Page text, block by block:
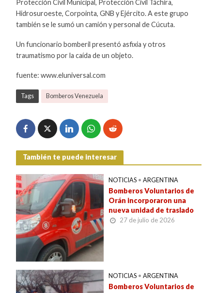
Protección Civil Municipal, Protección Civil Táchira,
Hidrosuroeste, Corpointa, GNB y Ejército. A este grupo
también se le sumó un camión y personal de Cúcuta.
Un funcionario bomberil presentó asfixia y otros
traumatismo por la caída de un objeto.
fuente: www.eluniversal.com
Tags Bomberos Venezuela
También te puede interesar
NOTICIAS • ARGENTINA
Bomberos Voluntarios de
Orán incorporaron una
nueva unidad de traslado
27 de julio de 2026
NOTICIAS • ARGENTINA
Bomberos Voluntarios de